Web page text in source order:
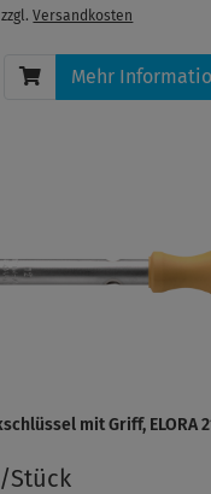
zzgl.Versandkosten
Mehr
mit Griff, ELORA
Stück